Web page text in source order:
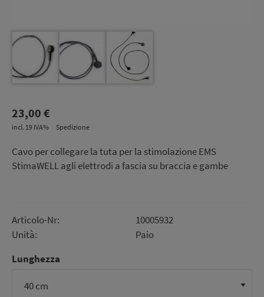
23,00 €
incl. 19 IVA% Spedizione
Cavo per collegare la tuta per la stimolazione EMS
StimaWELL agli elettrodi a fascia su braccia e gambe
Articolo-Nr:
10005932
Unità:
Paio
Lunghezza